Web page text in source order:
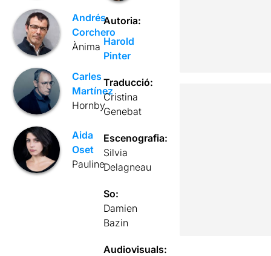
Andrés
Corchero
Ànima
Carles
Martínez
Hornby
Aida
Oset
Pauline
Autoria:
Harold
Pinter
Traducció:
Cristina
Genebat
Escenografia:
Silvia
Delagneau
So:
Damien
Bazin
Audiovisuals: